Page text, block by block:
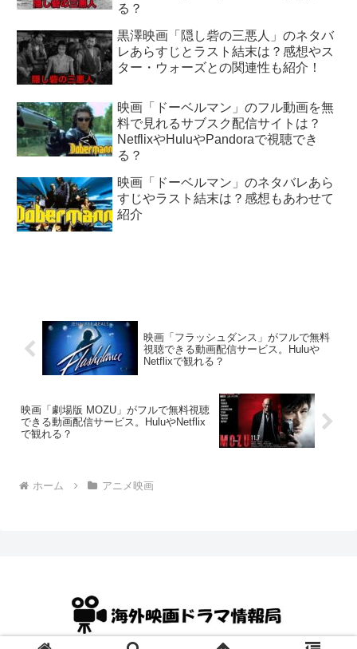
る？
黒澤映画「隠し砦の三悪人」のネタバ
レあらすじとラスト結末は？感想やス
ター・ウォーズとの関連性も紹介！
映画「ドーベルマン」のフル動画を無
料で見れるサブスク配信サイトは？
NetflixやHuluやPandoraで視聴でき
る？
映画「ドーベルマン」のネタバレあら
すじやラスト結末は？感想もあわせて
紹介
映画「フラッシュダンス」がフルで無料
視聴できる動画配信サービス。Huluや
Netflixで観れる？
映画「劇場版 MOZU」がフルで無料視聴
できる動画配信サービス。HuluやNetflix
で観れる？
ホーム アニメ映画